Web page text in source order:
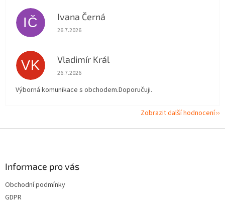
IČ Ivana Černá
Hodnocení obchodu je 5 z 5 hvězdiček.
26.7.2026
VK Vladimír Král
Hodnocení obchodu je 5 z 5 hvězdiček.
26.7.2026
Výborná komunikace s obchodem.Doporučuji.
Zobrazit další hodnocení
Informace pro vás
Obchodní podmínky
GDPR